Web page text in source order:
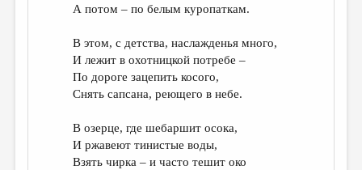
А потом – по белым куропаткам.
В этом, с детства, наслажденья много,
И лежит в охотницкой потребе –
По дороге зацепить косого,
Снять сапсана, реющего в небе.
В озерце, где шебаршит осока,
И ржавеют тинистые воды,
Взять чирка – и часто тешит око